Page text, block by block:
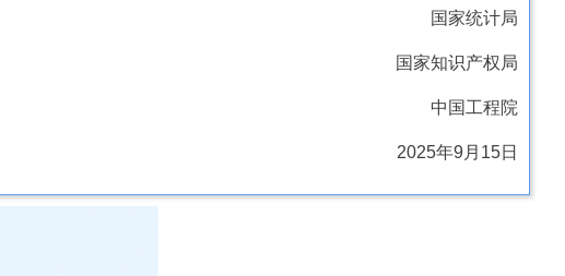
国家统计局
国家知识产权局
中国工程院
2025年9月15日